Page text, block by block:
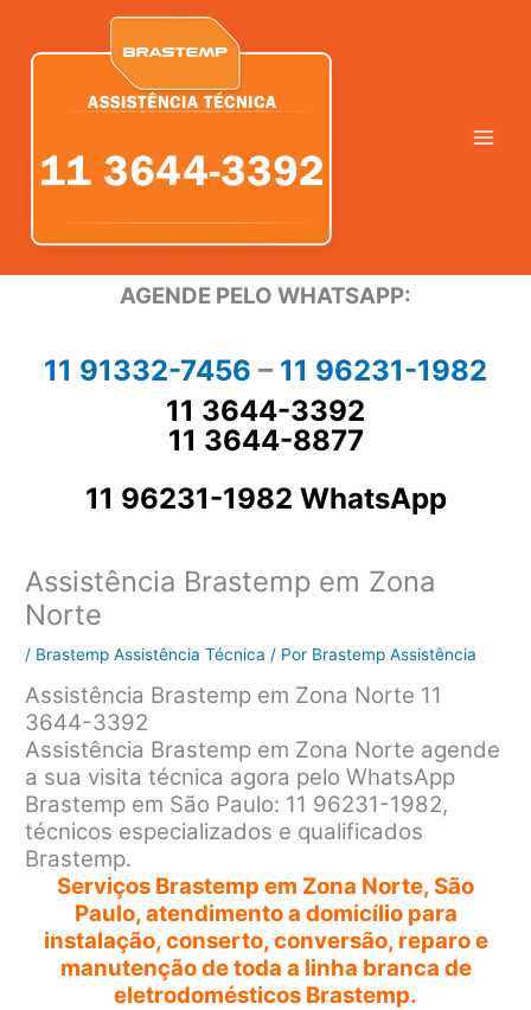
AGENDE PELO WHATSAPP:
11 91332-7456 – 11 96231-1982
11 3644-3392
11 3644-8877
11 96231-1982 WhatsApp
Assistência Brastemp em Zona
Norte
/ Brastemp Assistência Técnica / Por Brastemp Assistência
Assistência Brastemp em Zona Norte 11
3644-3392
Assistência Brastemp em Zona Norte agende
a sua visita técnica agora pelo WhatsApp
Brastemp em São Paulo: 11 96231-1982,
técnicos especializados e qualificados
Brastemp.
Serviços Brastemp em Zona Norte, São
Paulo, atendimento a domicílio para
instalação, conserto, conversão, reparo e
manutenção de toda a linha branca de
eletrodomésticos Brastemp.